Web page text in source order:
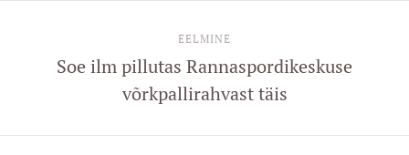
EELMINE
Soe ilm pillutas Rannaspordikeskuse
võrkpallirahvast täis